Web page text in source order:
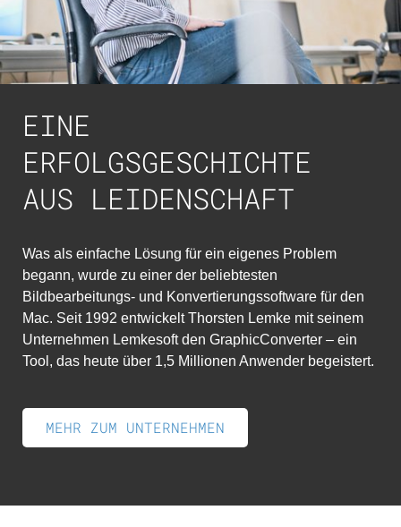
EINE
ERFOLGSGESCHICHTE
AUS LEIDENSCHAFT
Was als einfache Lösung für ein eigenes Problem
begann, wurde zu einer der beliebtesten
Bildbearbeitungs- und Konvertierungssoftware für den
Mac. Seit 1992 entwickelt Thorsten Lemke mit seinem
Unternehmen Lemkesoft den GraphicConverter – ein
Tool, das heute über 1,5 Millionen Anwender begeistert.
MEHR ZUM UNTERNEHMEN